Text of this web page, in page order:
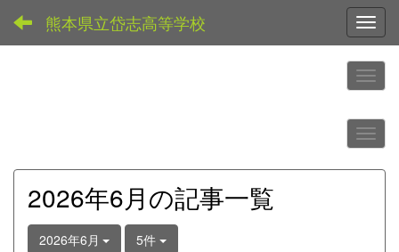
熊本県立岱志高等学校
2026年6月の記事一覧
2026年6月 5件